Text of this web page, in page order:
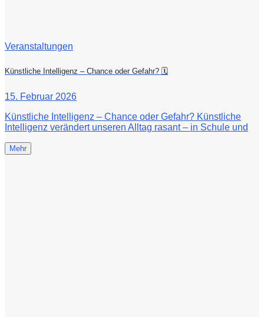
Veranstaltungen
Künstliche Intelligenz – Chance oder Gefahr? 🗓
15. Februar 2026
Künstliche Intelligenz – Chance oder Gefahr? Künstliche
Intelligenz verändert unseren Alltag rasant – in Schule und
Mehr